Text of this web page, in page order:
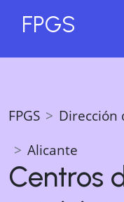
FPGS
FPGS
Dirección
Alicante
Centros